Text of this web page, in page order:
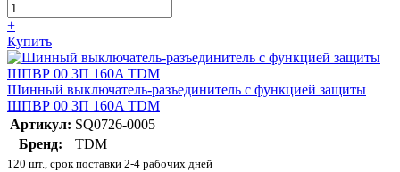
+
Купить
Шинный выключатель-разъединитель с функцией защиты
ШПВР 00 3П 160A TDM
Артикул: SQ0726-0005
Бренд:
TDM
120 шт., срок поставки 2-4 рабочих дней